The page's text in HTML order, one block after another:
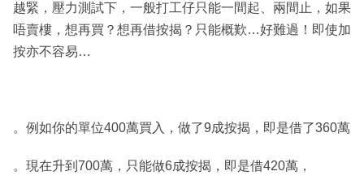
越緊，壓力測試下，一般打工仔只能一間起、兩間止，如果
唔賣樓，想再買？想再借按揭？只能概歎…好難過！即使加
按亦不容易…
。例如你的單位400萬買入，做了9成按揭，即是借了360萬
。現在升到700萬，只能做6成按揭，即是借420萬，